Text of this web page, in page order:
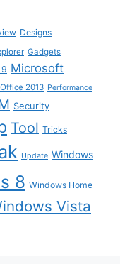
Designs
Gadgets
Microsoft
Office 2013 Performance
Security
Tool Tricks
Update Windows
8 Windows Home
Vista